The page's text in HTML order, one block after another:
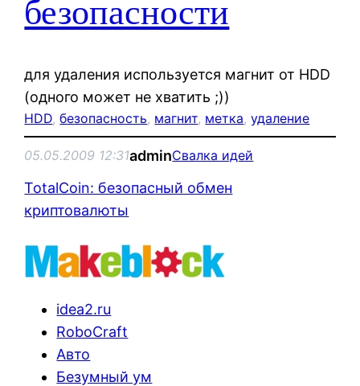
безопасности
для удаления используется магнит от HDD
(одного может не хватить ;))
HDD, безопасность, магнит, метка, удаление
05.05.2009 12:31adminСвалка идей
TotalCoin: безопасный обмен
криптовалюты
idea2.ru
RoboCraft
Авто
Безумный ум